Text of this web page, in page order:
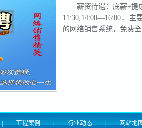
薪资待遇：底薪+提
11:30,14:00—16:00， 主
的网络销售系统，免费
| 工程案例 | 行业动态 | 网站地